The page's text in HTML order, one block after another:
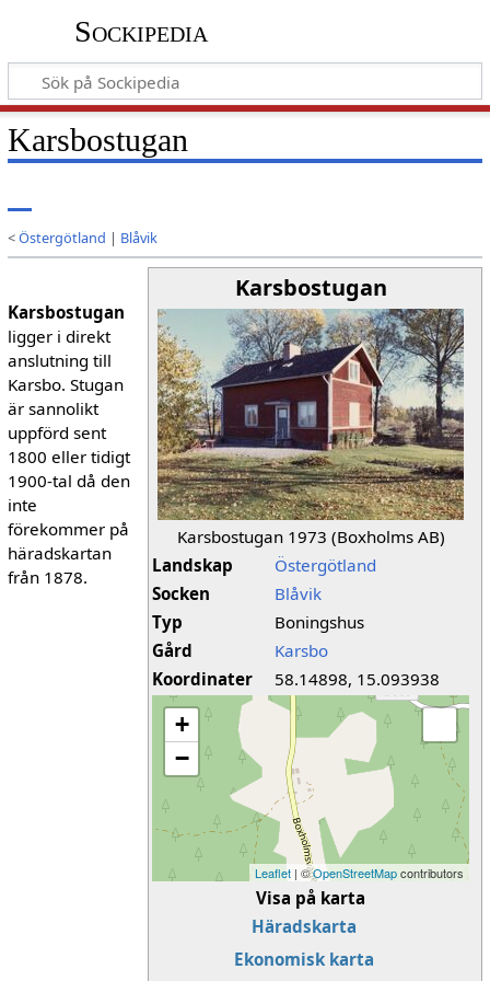
Sockipedia
Karsbostugan
<Östergötland | Blåvik
Karsbostugan
Karsbostugan 1973 (Boxholms AB)
Landskap
Östergötland
Socken
Blåvik
Typ
Boningshus
Gård
Karsbo
Koordinater
58.14898, 15.093938
+
−
Leaflet | ©OpenStreetMapcontributors
Visa på karta
Häradskarta
Ekonomisk karta
Karsbostugan
ligger i direkt
anslutning till
Karsbo. Stugan
är sannolikt
uppförd sent
1800 eller tidigt
1900-tal då den
inte
förekommer på
häradskartan
från 1878.